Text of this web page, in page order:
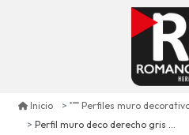
Inicio
Perfiles muro
Perfil muro deco derecho gris oscuro s12 unid. 240 cm